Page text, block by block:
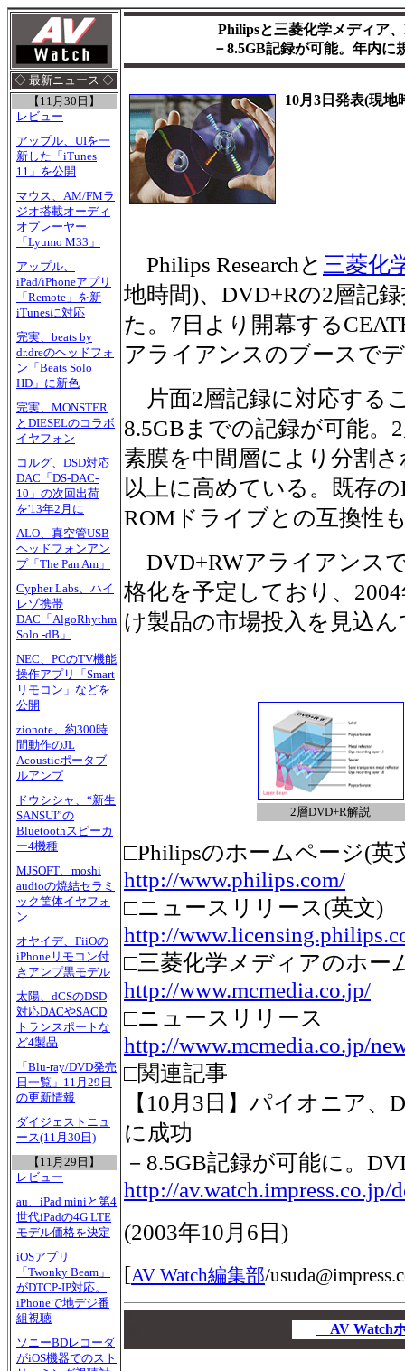
◇ 最新ニュース ◇
【11月30日】
レビュー
アップル、UIを一
新した「iTunes
11」を公開
マウス、AM/FMラ
ジオ搭載オーディ
オプレーヤー
「Lyumo M33」
アップル、
iPad/iPhoneアプリ
「Remote」を新
iTunesに対応
完実、beats by
dr.dreのヘッドフォ
ン「Beats Solo
HD」に新色
完実、MONSTER
とDIESELのコラボ
イヤフォン
コルグ、DSD対応
DAC「DS-DAC-
10」の次回出荷
を'13年2月に
ALO、真空管USB
ヘッドフォンアン
プ「The Pan Am」
Cypher Labs、ハイ
レゾ携帯
DAC「AlgoRhythm
Solo -dB」
NEC、PCのTV機能
操作アプリ「Smart
リモコン」などを
公開
zionote、約300時
間動作のJL
Acousticポータブ
ルアンプ
ドウシシャ、“新生
SANSUI”の
Bluetoothスピーカ
ー4機種
MJSOFT、moshi
audioの焼結セラミ
ック筐体イヤフォ
ン
オヤイデ、FiiOの
iPhoneリモコン付
きアンプ黒モデル
太陽、dCSのDSD
対応DACやSACD
トランスポートな
ど4製品
「Blu-ray/DVD発売
日一覧」11月29日
の更新情報
ダイジェストニュ
ース(11月30日)
【11月29日】
レビュー
au、iPad miniと第4
世代iPadの4G LTE
モデル価格を決定
iOSアプリ
「Twonky Beam」
がDTCP-IP対応。
iPhoneで地デジ番
組視聴
ソニーBDレコーダ
がiOS機器でのスト
Philipsと三菱化学メディア
－8.5GB記録が可能。年内に
10月3日発表(現地
Philips Researchと 三菱化
地時間)、DVD+Rの2層記
た。7日より開幕する
アライアンスのブースで
片面2層記録に対応する
8.5GBまでの記録が可能。
素膜を中間層により分割
以上に高めている。既存
ROMドライブとの互換性
DVD+RWアライアンス
格化を予定しており、
け製品の市場投入を見込
2層DVD+R解説
□Philipsのホームページ(英
http://www.philips.com/
□ニュースリリース(英文)
http://
□三菱化学メディアのホー
http://www.mcmedia.co.jp/
□ニュースリリース
http://www.mcmedia.co.jp/
□関連記事
【10月3日】パイオニア
に成功
－8.5GB記録が可能に。
http://av.watch.impress.co.jp/
(2003年10月6日 )
[AV Watch編集部/
AV Watch